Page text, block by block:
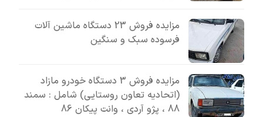
مزایده فروش 23 دستگاه ماشین آلات
فرسوده سبک و سنگین
مزایده فروش 3 دستگاه خودرو مازاد
(اتحادیه تعاون روستایی) شامل : سمند
88 ، پژو آردی ، وانت پیکان 86